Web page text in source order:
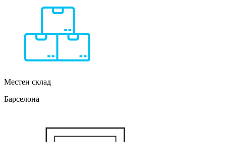
Местен склад
Барселона